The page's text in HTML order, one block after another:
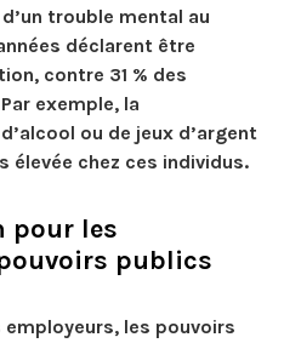
trouble mental au
déclarent être
contre 31 % des
exemple, la
ou de jeux d’argent
élevée chez ces individus.
pour les
publics
les pouvoirs